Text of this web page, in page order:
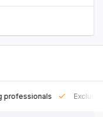
professionals